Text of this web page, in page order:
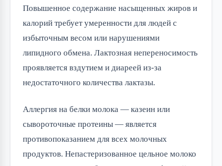
Повышенное содержание насыщенных жиров и
калорий требует умеренности для людей с
избыточным весом или нарушениями
липидного обмена. Лактозная непереносимость
проявляется вздутием и диареей из-за
недостаточного количества лактазы.
Аллергия на белки молока — казеин или
сывороточные протеины — является
противопоказанием для всех молочных
продуктов. Непастеризованное цельное молоко